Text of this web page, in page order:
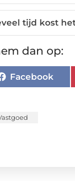
tijd kost
dan op:
Facebook